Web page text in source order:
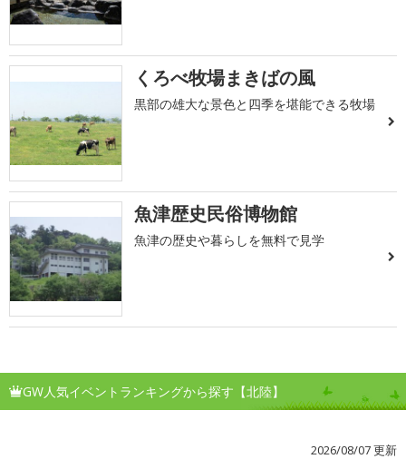
くろべ牧場まきばの風
黒部の雄大な景色と四季を堪能できる牧場
魚津歴史民俗博物館
魚津の歴史や暮らしを無料で見学
GW人気イベントランキングから探す【北陸】
2026/08/07 更新